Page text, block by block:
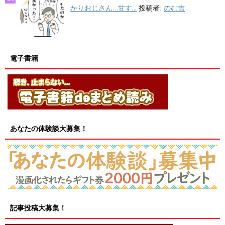
かりおじさん…甘す... 投稿者: のむ吉
電子書籍
あなたの体験談大募集！
記事投稿大募集！